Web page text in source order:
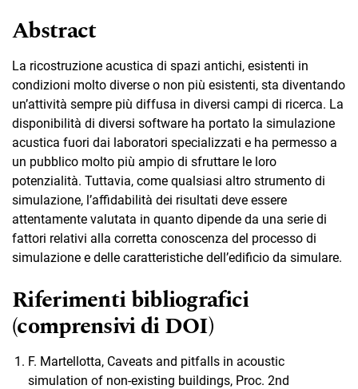
Abstract
La ricostruzione acustica di spazi antichi, esistenti in
condizioni molto diverse o non più esistenti, sta diventando
un’attività sempre più diffusa in diversi campi di ricerca. La
disponibilità di diversi software ha portato la simulazione
acustica fuori dai laboratori specializzati e ha permesso a
un pubblico molto più ampio di sfruttare le loro
potenzialità. Tuttavia, come qualsiasi altro strumento di
simulazione, l’affidabilità dei risultati deve essere
attentamente valutata in quanto dipende da una serie di
fattori relativi alla corretta conoscenza del processo di
simulazione e delle caratteristiche dell’edificio da simulare.
Riferimenti bibliografici
(comprensivi di DOI)
F. Martellotta, Caveats and pitfalls in acoustic
simulation of non-existing buildings, Proc. 2nd